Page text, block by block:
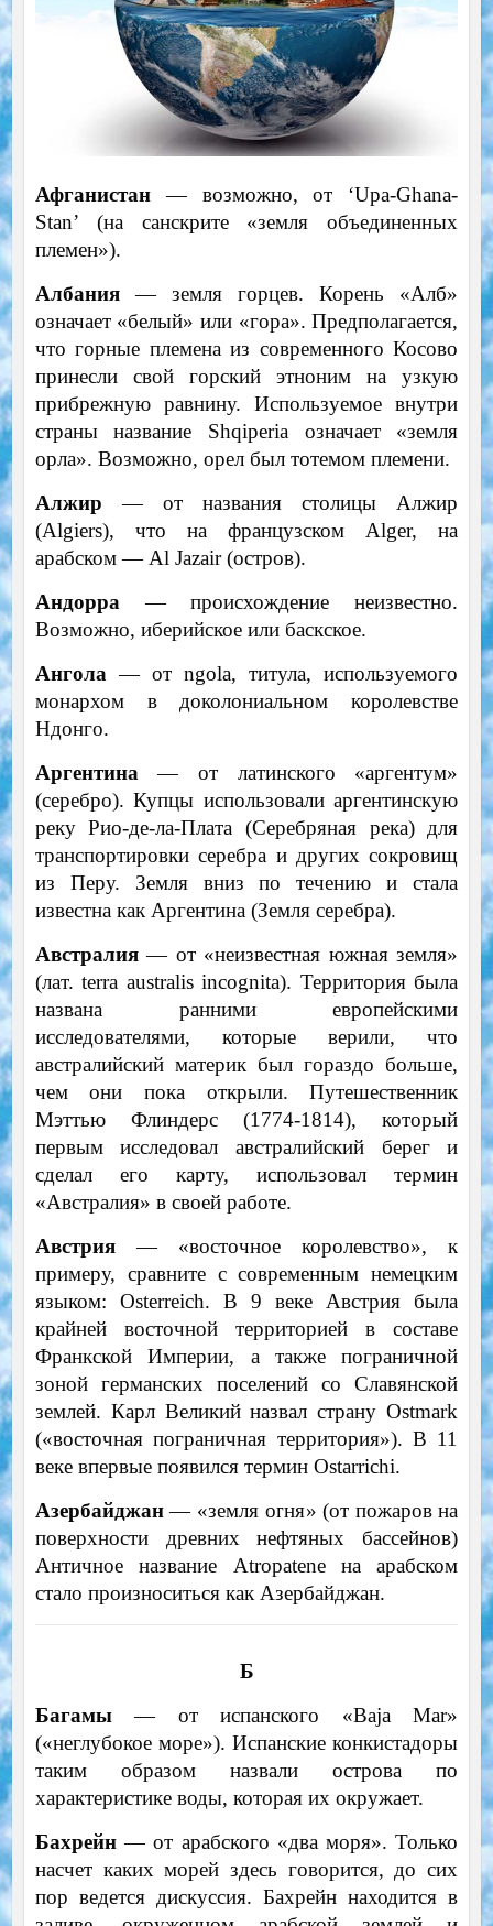
Афганистан— возможно, от ‘Upa-Ghana-
Stan’ (на санскрите «земля объединенных
племен»).
Албания— земля горцев. Корень «Алб»
означает «белый» или «гора». Предполагается,
что горные племена из современного Косово
принесли свой горский этноним на узкую
прибрежную равнину. Используемое внутри
страны название Shqiperia означает «земля
орла». Возможно, орел был тотемом племени.
Алжир — от названия столицы Алжир
(Algiers), что на французском Alger, на
арабском — Al Jazair (остров).
Андорра — происхождение неизвестно.
Возможно, иберийское или баскское.
Ангола — от ngola, титула, используемого
монархом в доколониальном королевстве
Ндонго.
Аргентина — от латинского «аргентум»
(серебро). Купцы использовали аргентинскую
реку Рио-де-ла-Плата (Серебряная река) для
транспортировки серебра и других сокровищ
из Перу. Земля вниз по течению и стала
известна как Аргентина (Земля серебра).
Австралия— от «неизвестная южная земля»
(лат. terra australis incognita). Территория была
названа ранними европейскими
исследователями, которые верили, что
австралийский материк был гораздо больше,
чем они пока открыли. Путешественник
Мэттью Флиндерс (1774-1814), который
первым исследовал австралийский берег и
сделал его карту, использовал термин
«Австралия» в своей работе.
Австрия— «восточное королевство», к
примеру, сравните с современным немецким
языком: Osterreich. В 9 веке Австрия была
крайней восточной территорией в составе
Франкской Империи, а также пограничной
зоной германских поселений со Славянской
землей. Карл Великий назвал страну Ostmark
(«восточная пограничная территория»). В 11
веке впервые появился термин Ostarrichi.
Азербайджан— «земля огня» (от пожаров на
поверхности древних нефтяных бассейнов)
Античное название Atropatene на арабском
стало произноситься как Азербайджан.
Б
Багамы— от испанского «Baja Mar»
(«неглубокое море»). Испанские конкистадоры
таким образом назвали острова по
характеристике воды, которая их окружает.
Бахрейн— от арабского «два моря». Только
насчет каких морей здесь говорится, до сих
пор ведется дискуссия. Бахрейн находится в